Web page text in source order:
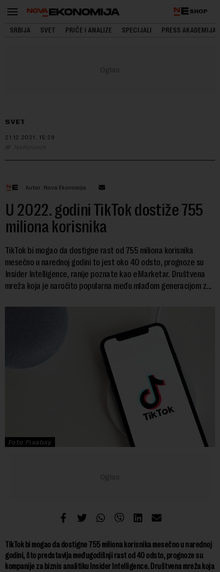
SHOP
SRBIJA SVET PRIČE I ANALIZE SPECIJALI PRESS AKADEMIJA
SVET
21.12.2021. 15:29
Techcrunch
Autor: Nova Ekonomija
U 2022. godini TikTok dostiže 755
miliona korisnika
TikTok bi mogao da dostigne rast od 755 miliona korisnika
mesečno u narednoj godini to jest oko 40 odsto, prognoze su
Insider Intelligence, ranije poznate kao eMarketar. Društvena
mreža koja je naročito popularna među mlađom generacijom z...
Foto:Pixabay
TikTok bi mogao da dostigne 755 miliona korisnika mesečno u narednoj
godini, što predstavlja međugodišnji rast od 40 odsto, prognoze su
kompanije za biznis analitiku Insider Intelligence. Društvena mreža koja